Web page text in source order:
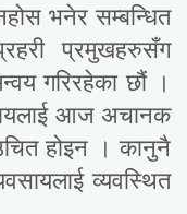
भनेर सम्बन्धित
प्रमुखहरुसँग
गरिरहेका छौं ।
आज अचानक
होइन । कानुनै
व्यवस्थित